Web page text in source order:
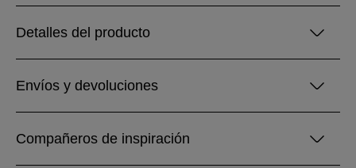
Detalles del producto
Envíos y devoluciones
Compañeros de inspiración